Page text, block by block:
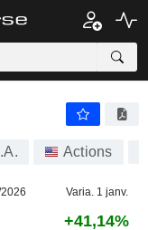
Actions
Varia. 1 janv.
+41,14%